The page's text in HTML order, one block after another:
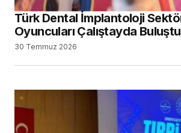
Türk Dental İmplantoloji
Oyuncuları Çalıştayda Buluştu
30 Temmuz 2026